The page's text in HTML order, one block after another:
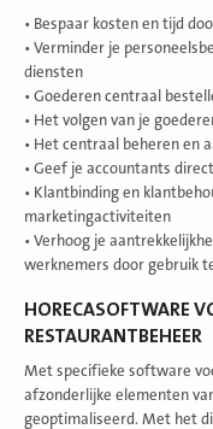
• Bespaar kosten en tijd
• Verminder je
diensten
• Goederen centraal
• Het volgen van je
• Het centraal beheren en
• Geef je accountants
• Klantbinding en
marketingactiviteiten
• Verhoog je
werknemers door gebruik
HORECASOFTWARE
RESTAURANTBEHEER
Met specifieke software
afzonderlijke elementen
geoptimaliseerd. Met het